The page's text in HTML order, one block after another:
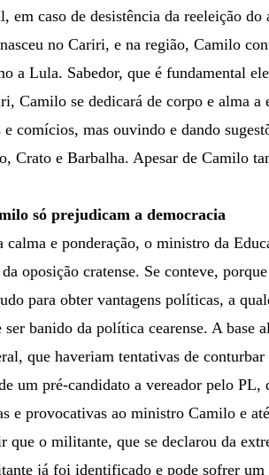
em caso de desistência da reeleição
no Cariri, e na região, Camilo
a Lula. Sabedor, que é fundamental
Camilo se dedicará de corpo e alma a
e comícios, mas ouvindo e dando
Crato e Barbalha. Apesar de Camilo
só prejudicam a democracia
calma e ponderação, o ministro da
oposição cratense. Se conteve,
para obter vantagens políticas, a
banido da política cearense. A base
que haveriam tentativas de
um pré-candidato a vereador pelo PL,
e provocativas ao ministro Camilo e
que o militante, que se declarou da
já foi identificado e pode sofrer um